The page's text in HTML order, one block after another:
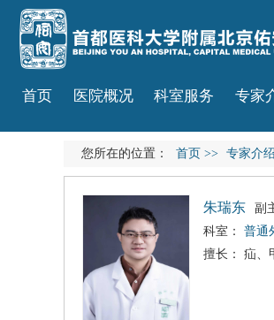
首页 医院概况 科室服务 专家
您所在的位置： 首页 >> 专家介绍
朱瑞东
副
科室： 普通
擅长： 疝、